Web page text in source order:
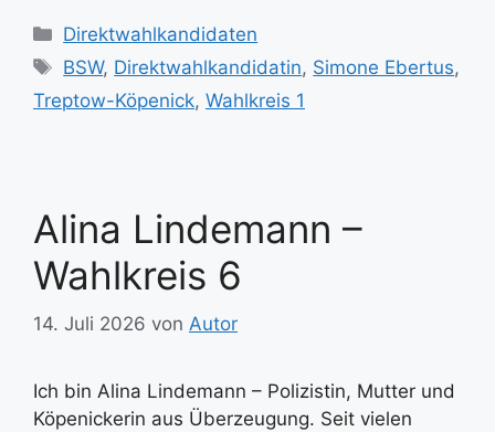
Kategorien
Direktwahlkandidaten
Schlagwörter
BSW, Direktwahlkandidatin, Simone Ebertus,
Treptow-Köpenick, Wahlkreis 1
Alina Lindemann –
Wahlkreis 6
14. Juli 2026 von Autor
Ich bin Alina Lindemann – Polizistin, Mutter und
Köpenickerin aus Überzeugung. Seit vielen